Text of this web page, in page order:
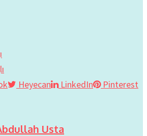
Heyecan LinkedIn
Pinterest
Usta